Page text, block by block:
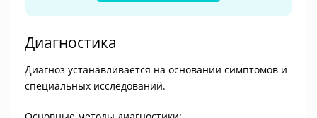
Диагностика
Диагноз устанавливается на основании симптомов и
специальных исследований.